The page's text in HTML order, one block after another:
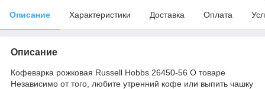
Описание Характеристики Доставка Оплата
Описание
Кофеварка рожковая Russell Hobbs 26450-56 О товаре
Независимо от того, любите утренний кофе или выпить чашку